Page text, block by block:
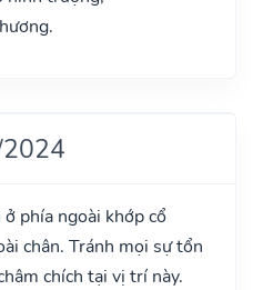
phía ngoài khớp cổ
chân. Tránh mọi sự tổn
chích tại vị trí này.